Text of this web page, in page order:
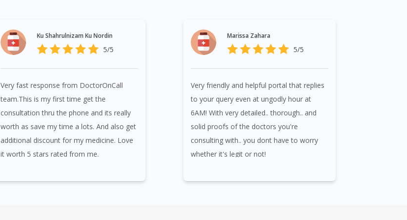
Ku Shahrulnizam Ku Nordin
5/5
Very fast response from DoctorOnCall
team.This is my first time get the
consultation thru the phone and its really
worth as save my time a lots. And also get
additional discount for my medicine. Love
it worth 5 stars rated from me.
Marissa Zahara
5/5
Very friendly and helpful portal that replies
to your query even at ungodly hour at
6AM! With very detailed.. thorough.. and
solid proofs of the doctors you're
consulting with.. you dont have to worry
whether it's legit or not!